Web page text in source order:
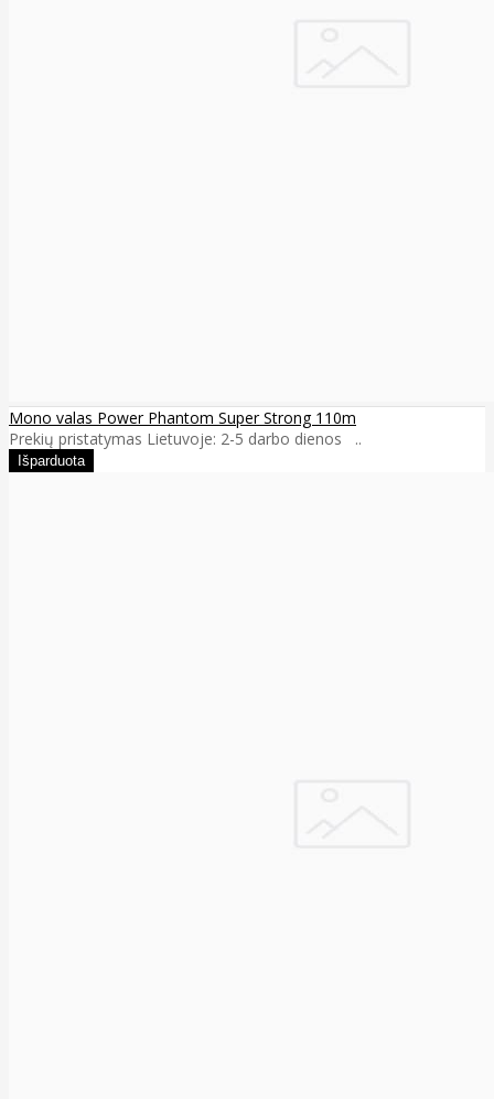
Mono valas Power Phantom Super Strong 110m
Prekių pristatymas Lietuvoje: 2-5 darbo dienos ..